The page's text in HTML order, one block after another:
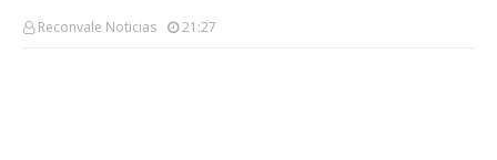
Reconvale Noticias 21:27